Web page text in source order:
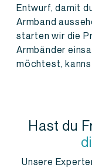
Entwurf, damit
Armband
starten wir die
Armbänder
möchtest,
Hast du
Unsere